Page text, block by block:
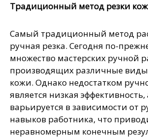
Традиционный метод резки
Самый традиционный метод
ручная резка. Сегодня по-
множество мастерских ручной
производящих различные
кожи. Однако недостатком
является низкая эффективность,
варьируется в зависимости от
навыков работника, что
неравномерным конечным